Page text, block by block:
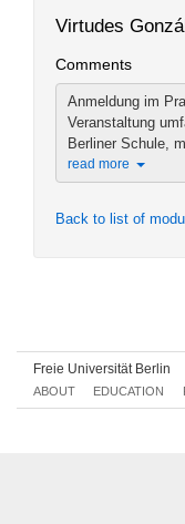
Virtudes
Comments
Anmeldung im
Veranstaltung
Berliner Schule,
read more
Back to list of
Freie Universität Berlin
ABOUT EDUCATION